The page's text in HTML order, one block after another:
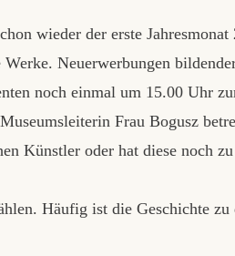
wieder der erste Jahresmonat
Neuerwerbungen
noch einmal um 15.00 Uhr
Frau Bogusz
Künstler oder hat diese noch
Häufig ist die Geschichte zu